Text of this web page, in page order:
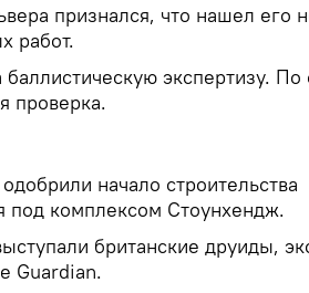
признался, что нашел его
работ.
экспертизу. По
проверка.
начало строительства
под комплексом Стоунхендж.
британские друиды,
Guardian.